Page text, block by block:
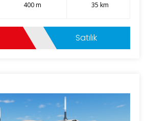
400 m 35 km
Satılık